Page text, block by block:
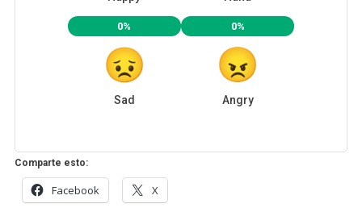
0%
Sad
0%
Angry
Comparte esto:
Facebook X